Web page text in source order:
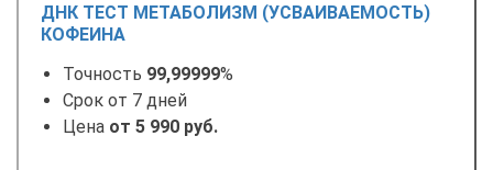
ДНК ТЕСТ МЕТАБОЛИЗМ (УСВАИВАЕМОСТЬ)
КОФЕИНА
Точность 99,99999%
Срок от 7 дней
Цена от 5 990 руб.